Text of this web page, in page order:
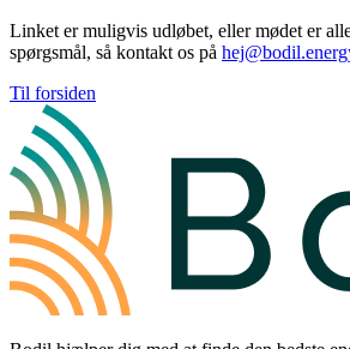
Linket er muligvis udløbet, eller mødet er
spørgsmål, så kontakt os på
Til forsiden